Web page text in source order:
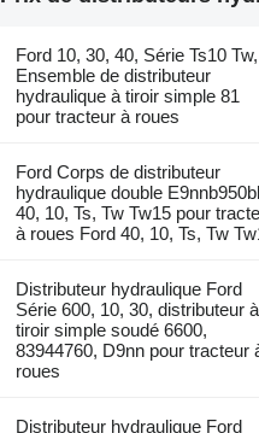
Ford 10, 30, 40, Série Ts10 Tw,
Ensemble de distributeur
hydraulique à tiroir simple 81
pour tracteur à roues
Ford Corps de distributeur
hydraulique double
40, 10, Ts, Tw Tw15 pour
à roues Ford 40, 10, Ts, Tw
Distributeur hydraulique Ford
Série 600, 10, 30, distributeur à
tiroir simple soudé 6600,
83944760, D9nn pour tracteur
roues
Distributeur hydraulique Ford